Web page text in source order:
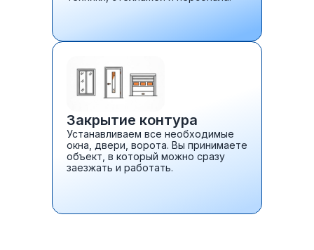
Закрытие контура
Устанавливаем все необходимые
окна, двери, ворота. Вы принимаете
объект, в который можно сразу
заезжать и работать.